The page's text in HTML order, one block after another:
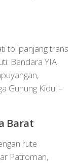
tol panjang trans
Bandara YIA
Gunung Kidul –
Barat
rute
Patroman,